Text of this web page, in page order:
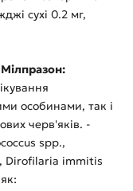
сухі 0.2 мг,
Мілпразон:
особинами, так і
черв'яків. -
spp.,
Dirofilaria immitis